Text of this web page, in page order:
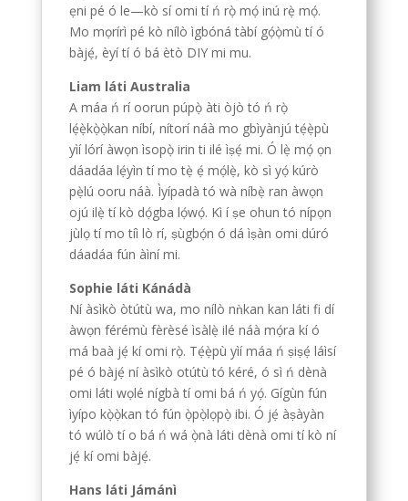
ẹni pé ó le—kò sí omi tí ń rọ̀ mọ́ inú rẹ̀ mọ́.
Mo mọrírì pé kò nílò ìgbóná tàbí gọ́ọ̀mù tí ó
bàjẹ́, èyí tí ó bá ètò DIY mi mu.
Liam láti Australia
A máa ń rí oorun púpọ̀ àti òjò tó ń rọ̀
lẹ́ẹ̀kọ̀ọ̀kan níbí, nítorí náà mo gbìyànjú tẹ́ẹ̀pù
yìí lórí àwọn ìsopọ̀ irin ti ilé ìṣẹ́ mi. Ó lẹ̀ mọ́ ọn
dáadáa lẹ́yìn tí mo tẹ̀ ẹ́ mọ́lẹ̀, kò sì yọ́ kúrò
pẹ̀lú ooru náà. Ìyípadà tó wà níbẹ̀ ran àwọn
ojú ilẹ̀ tí kò dọ́gba lọ́wọ́. Kì í ṣe ohun tó nípọn
jùlọ tí mo tíì lò rí, ṣùgbọ́n ó dá ìṣàn omi dúró
dáadáa fún àìní mi.
Sophie láti Kánádà
Ní àsìkò òtútù wa, mo nílò nǹkan kan láti fi dí
àwọn férémù fèrèsé ìsàlẹ̀ ilé náà mọ́ra kí ó
má ​​baà jẹ́ kí omi rọ̀. Tẹ́ẹ̀pù yìí máa ń ṣiṣẹ́ láìsí
pé ó bàjẹ́ ní àsìkò otútù tó kéré, ó sì ń dènà
omi láti wọlé nígbà tí omi bá ń yọ́. Gígùn fún
ìyípo kọ̀ọ̀kan tó fún ọ̀pọ̀lọpọ̀ ibi. Ó jẹ́ àṣàyàn
tó wúlò tí o bá ń wá ọ̀nà láti dènà omi tí kò ní
jẹ́ kí omi bàjẹ́.
Hans láti Jámánì